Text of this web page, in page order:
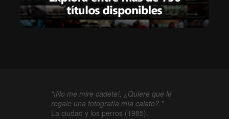
"¡No me mire cadete!, ¿Quiere que le
regale una fotografía mía calato?."
La ciudad y los perros (1985).